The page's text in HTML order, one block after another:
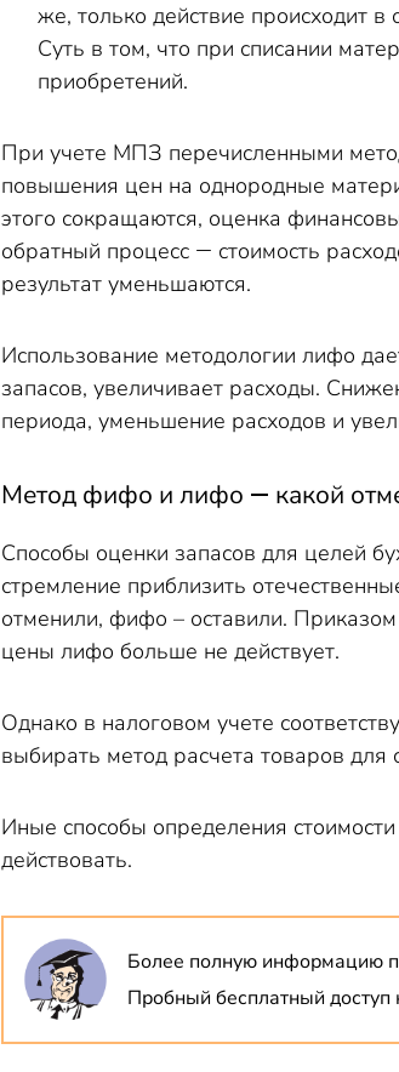
же, только действие происходит
Суть в том, что при списании
приобретений.
При учете МПЗ перечисленными
повышения цен на однородные
этого сокращаются, оценка
обратный процесс ― стоимость
результат уменьшаются.
Использование методологии лифо
запасов, увеличивает расходы.
периода, уменьшение расходов и
Метод фифо и лифо ― какой
Способы оценки запасов для целей
стремление приблизить
отменили, фифо – оставили.
цены лифо больше не действует.
Однако в налоговом учете
выбирать метод расчета товаров
Иные способы определения
действовать.
Более полную информацию
Пробный бесплатный доступ